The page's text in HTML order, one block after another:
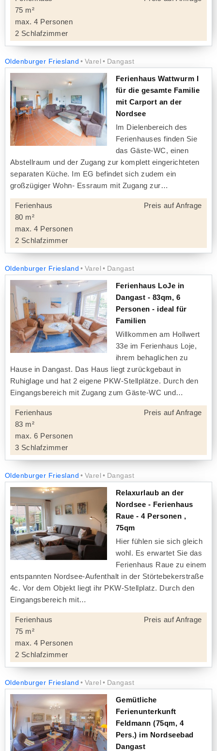
75 m²
max. 4 Personen
2 Schlafzimmer
Oldenburger Friesland Varel Dangast
Ferienhaus Wattwurm I
für die gesamte Familie
mit Carport an der
Nordsee
Im Dielenbereich des
Ferienhauses finden Sie
das Gäste-WC, einen
Abstellraum und der Zugang zur komplett eingerichteten
separaten Küche. Im EG befindet sich zudem ein
großzügiger Wohn- Essraum mit Zugang zur
Ferienhaus
80 m²
max. 4 Personen
2 Schlafzimmer
Preis auf Anfrage
Oldenburger Friesland Varel Dangast
Ferienhaus LoJe in
Dangast - 83qm, 6
Personen - ideal für
Familien
Willkommen am Hollwert
33e im Ferienhaus Loje,
ihrem behaglichen zu
Hause in Dangast. Das Haus liegt zurückgebaut in
Ruhiglage und hat 2 eigene PKW-Stellplätze. Durch den
Eingangsbereich mit Zugang zum Gäste-WC und
Ferienhaus
83 m²
max. 6 Personen
3 Schlafzimmer
Preis auf Anfrage
Oldenburger Friesland Varel Dangast
Relaxurlaub an der
Nordsee - Ferienhaus
Raue - 4 Personen ,
75qm
Hier fühlen sie sich gleich
wohl. Es erwartet Sie das
Ferienhaus Raue zu einem
entspannten Nordsee-Aufenthalt in der Störtebekerstraße
4c. Vor dem Objekt liegt ihr PKW-Stellplatz. Durch den
Eingangsbereich mit
Ferienhaus
75 m²
max. 4 Personen
2 Schlafzimmer
Preis auf Anfrage
Oldenburger Friesland Varel Dangast
Gemütliche
Ferienunterkunft
Feldmann (75qm, 4
Pers.) im Nordseebad
Dangast